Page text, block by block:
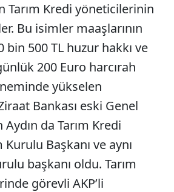
Tarım Kredi yöneticilerinin
Bu isimler maaşlarının
bin 500 TL huzur hakkı ve
200 Euro harcırah
yükselen
Bankası eski Genel
da Tarım Kredi
Başkanı ve aynı
başkanı oldu. Tarım
görevli AKP’li